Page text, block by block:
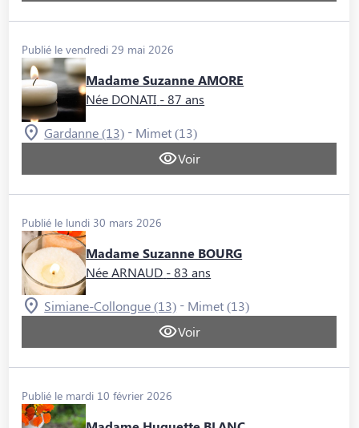
Publié le vendredi 29 mai 2026
Madame Suzanne AMORE
Née DONATI - 87 ans
Gardanne (13) - Mimet (13)
Voir
Publié le lundi 30 mars 2026
Madame Suzanne BOURG
Née ARNAUD - 83 ans
Simiane-Collongue (13) - Mimet (13)
Voir
Publié le mardi 10 février 2026